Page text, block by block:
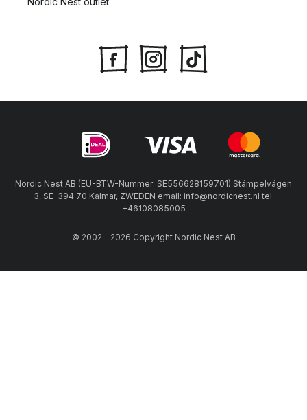
Nordic Nest AB (EU-BTW-Nummer: SE556628159701) Stämpelvägen
3, SE-394 70 Kalmar, ZWEDEN email: info@nordicnest.nl tel.
+46108085005
© 2002 - 2026 Copyright Nordic Nest AB